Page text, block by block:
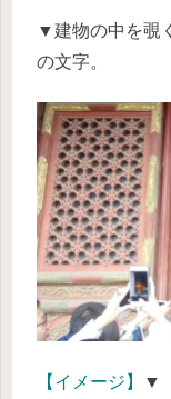
▼建物の中を覗
の文字。
【イメージ】
▼